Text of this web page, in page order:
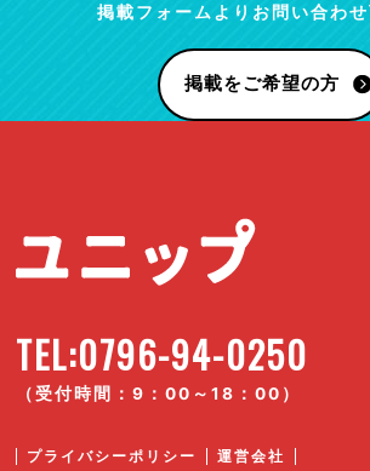
掲載フォームよりお問い合わせ
掲載をご希望の方
TEL:0796-94-0250
（受付時間：9：00～18：00）
プライバシーポリシー 運営会社